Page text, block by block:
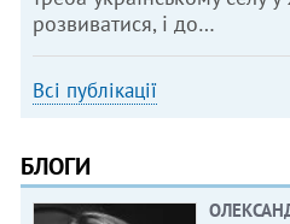
розвиватися, і до…
Всі публікації
БЛОГИ